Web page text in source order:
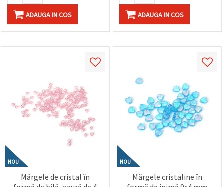
ADAUGA IN COS ADAUGA IN COS
NOU
Mărgele de cristal în
NOU
Mărgele cristaline în